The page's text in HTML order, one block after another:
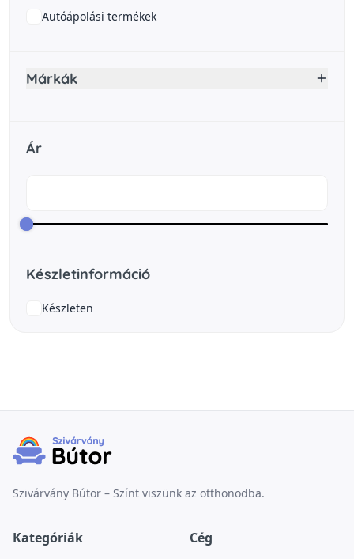
Autóápolási termékek
Márkák
Ár
Készletinformáció
Készleten
Szivárvány Bútor – Színt viszünk az otthonodba.
Kategóriák Cég